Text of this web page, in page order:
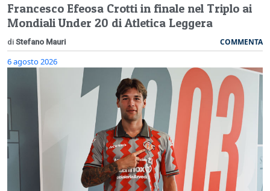
Francesco Efeosa Crotti in finale nel Triplo ai
Mondiali Under 20 di Atletica Leggera
di Stefano Mauri COMMENTA
6 agosto 2026